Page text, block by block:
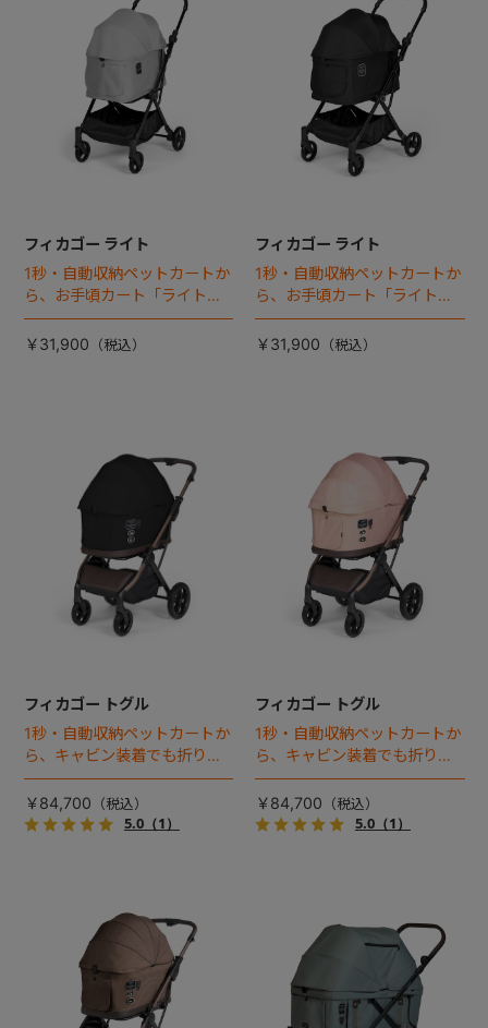
フィカゴー ライト
1秒・自動収納ペットカートか
ら、お手頃カート「ライト」
が登場！
￥31,900
フィカゴー ライト
1秒・自動収納ペットカートか
ら、お手頃カート「ライト」
が登場！
￥31,900
フィカゴー トグル
1秒・自動収納ペットカートか
ら、キャビン装着でも折りた
ためるモデルが登場！
￥84,700
5.0（1）
フィカゴー トグル
1秒・自動収納ペットカートか
ら、キャビン装着でも折りた
ためるモデルが登場！
￥84,700
5.0（1）